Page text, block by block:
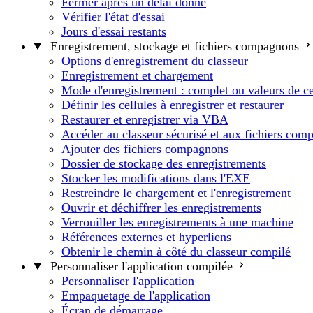
Vérifier l'état d'essai
Jours d'essai restants
Enregistrement, stockage et fichiers compagnons
Options d'enregistrement du classeur
Enregistrement et chargement
Mode d'enregistrement : complet ou valeurs de
Définir les cellules à enregistrer et restaurer
Restaurer et enregistrer via VBA
Accéder au classeur sécurisé et aux fichiers
Ajouter des fichiers compagnons
Dossier de stockage des enregistrements
Stocker les modifications dans l'EXE
Restreindre le chargement et l'enregistrement
Ouvrir et déchiffrer les enregistrements
Verrouiller les enregistrements à une machine
Références externes et hyperliens
Obtenir le chemin à côté du classeur compilé
Personnaliser l'application compilée
Personnaliser l'application
Empaquetage de l'application
Écran de démarrage